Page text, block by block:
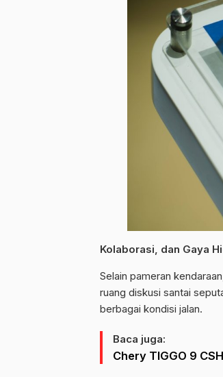
Kolaborasi, dan Gaya
Selain pameran
ruang diskusi santai
berbagai kondisi jalan.
Baca juga:
Chery TIGGO 9